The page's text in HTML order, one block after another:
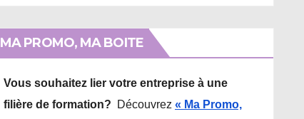
MA PROMO, MA BOITE
Vous souhaitez lier votre entreprise à une
filière de formation?
Découvrez « Ma Promo,